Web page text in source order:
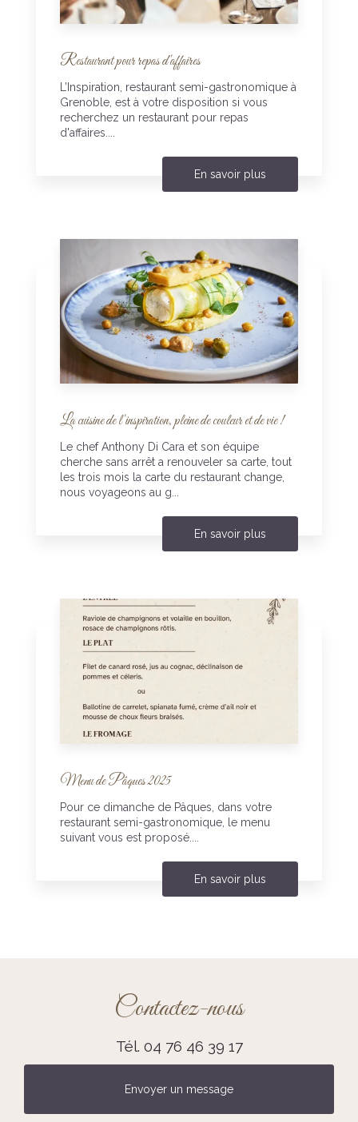
Restaurant pour repas d'affaires
L’Inspiration, restaurant semi-gastronomique à
Grenoble, est à votre disposition si vous
recherchez un restaurant pour repas
d'affaires....
En savoir plus
La cuisine de l'inspiration, pleine de couleur et de vie !
Le chef Anthony Di Cara et son équipe
cherche sans arrêt a renouveler sa carte, tout
les trois mois la carte du restaurant change,
nous voyageons au g...
En savoir plus
Menu de Pâques 2025
Pour ce dimanche de Pâques, dans votre
restaurant semi-gastronomique, le menu
suivant vous est proposé....
En savoir plus
Contactez-nous
Tél. 04 76 46 39 17
Envoyer un message